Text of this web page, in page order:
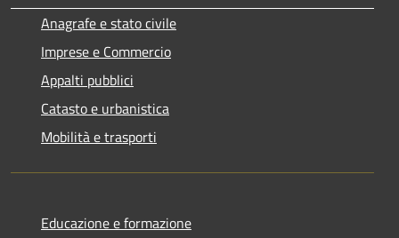
Anagrafe e stato civile
Imprese e Commercio
Appalti pubblici
Catasto e urbanistica
Mobilità e trasporti
Educazione e formazione